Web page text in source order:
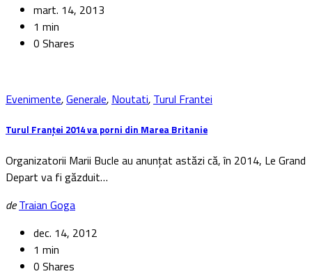
mart. 14, 2013
1 min
0 Shares
Evenimente,Generale, Noutati, Turul Frantei
Turul Franței 2014 va porni din Marea Britanie
Organizatorii Marii Bucle au anunțat astăzi că, în 2014, Le Grand
Depart va fi găzduit…
de Traian Goga
dec. 14, 2012
1 min
0 Shares